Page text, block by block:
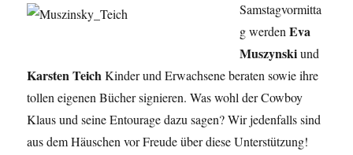
Samstagvormitta
g werdenEva
Muszynskiund
Karsten TeichKinder und Erwachsene beraten sowie ihre
tollen eigenen Bücher signieren. Was wohl der Cowboy
Klaus und seine Entourage dazu sagen? Wir jedenfalls sind
aus dem Häuschen vor Freude über diese Unterstützung!